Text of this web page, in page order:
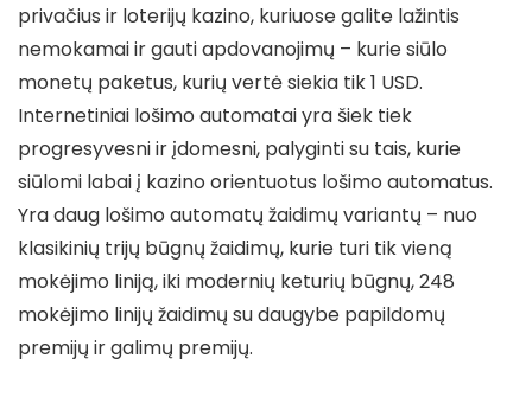
privačius ir loterijų kazino, kuriuose galite lažintis
nemokamai ir gauti apdovanojimų – kurie siūlo
monetų paketus, kurių vertė siekia tik 1 USD.
Internetiniai lošimo automatai yra šiek tiek
progresyvesni ir įdomesni, palyginti su tais, kurie
siūlomi labai į kazino orientuotus lošimo automatus.
Yra daug lošimo automatų žaidimų variantų – nuo ​​
klasikinių trijų būgnų žaidimų, kurie turi tik vieną
mokėjimo liniją, iki modernių keturių būgnų, 248
mokėjimo linijų žaidimų su daugybe papildomų
premijų ir galimų premijų.